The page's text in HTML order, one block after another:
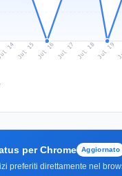
14 Jul 15 Jul 16 Jul 17 Jul 18Jul 19
per Chrome Aggiornato
preferiti direttamente nel